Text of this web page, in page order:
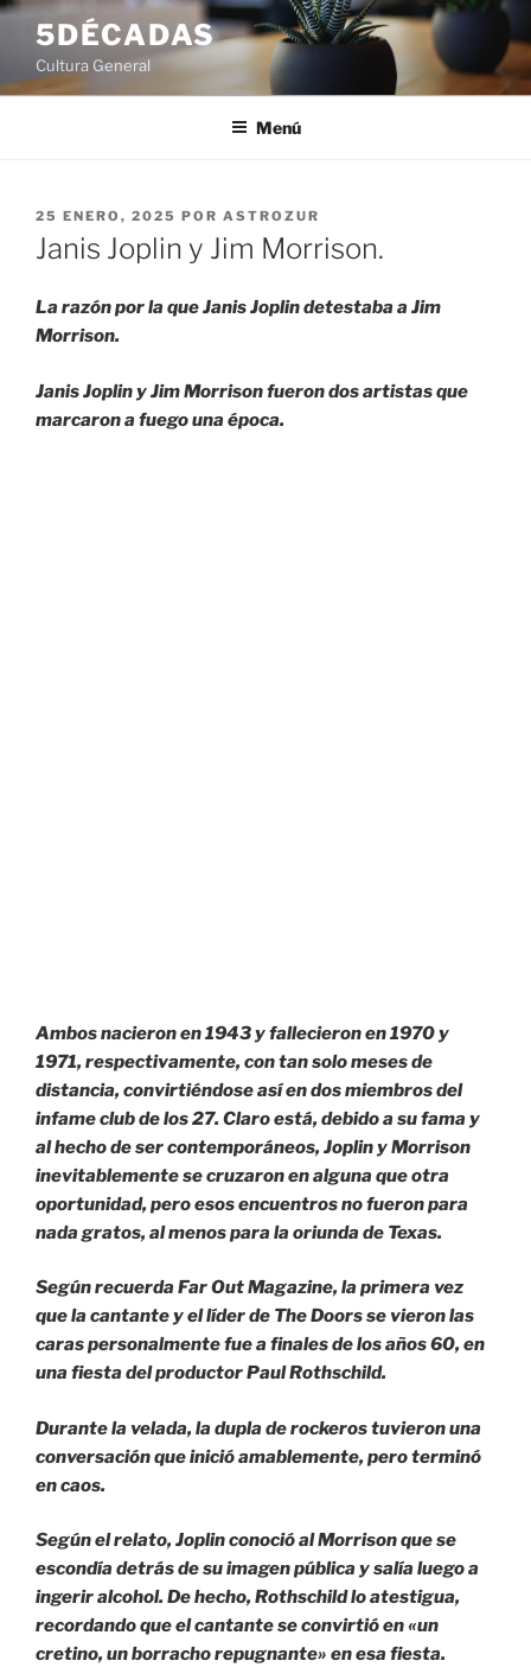
Saltar
contenido
5DÉCADAS
Cultura General
Menú
PUBLICADO
EL
25 ENERO, 2025 POR ASTROZUR
Janis Joplin y Jim Morrison.
La razón por la que Janis Joplin detestaba a Jim
Morrison.
Janis Joplin y Jim Morrison fueron dos artistas que
marcaron a fuego una época.
Ambos nacieron en 1943 y fallecieron en 1970 y
1971, respectivamente, con tan solo meses de
distancia, convirtiéndose así en dos miembros del
infame club de los 27. Claro está, debido a su fama y
al hecho de ser contemporáneos, Joplin y Morrison
inevitablemente se cruzaron en alguna que otra
oportunidad, pero esos encuentros no fueron para
nada gratos, al menos para la oriunda de Texas.
Según recuerda Far Out Magazine, la primera vez
que la cantante y el líder de The Doors se vieron las
caras personalmente fue a finales de los años 60, en
una fiesta del productor Paul Rothschild.
Durante la velada, la dupla de rockeros tuvieron una
conversación que inició amablemente, pero terminó
en caos.
Según el relato, Joplin conoció al Morrison que se
escondía detrás de su imagen pública y salía luego a
ingerir alcohol. De hecho, Rothschild lo atestigua,
recordando que el cantante se convirtió en «un
cretino, un borracho repugnante» en esa fiesta.